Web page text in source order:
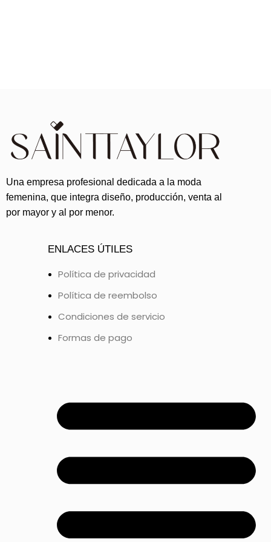
Una empresa profesional dedicada a la moda
femenina, que integra diseño, producción, venta al
por mayor y al por menor.
ENLACES ÚTILES
Política de privacidad
Política de reembolso
Condiciones de servicio
Formas de pago